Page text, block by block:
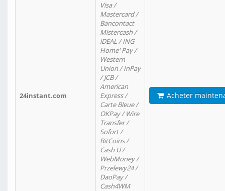
24instant.com
Visa /
Mastercard /
Bancontact
Mistercash /
iDEAL / ING
Home' Pay /
Western
Union / InPay
/ JCB /
American
Express /
Carte Bleue /
OKPay / Wire
Transfer /
Sofort /
BitCoins /
Cash U /
WebMoney /
Przelewy24 /
DaoPay /
Cash4WM
Acheter